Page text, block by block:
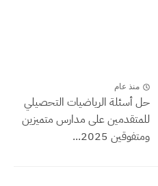
منذ عام
حل أسئلة الرياضيات التحصيلي
للمتقدمين على مدارس متميزين
ومتفوقين 2025...